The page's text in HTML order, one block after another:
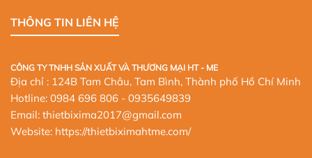
THÔNG TIN LIÊN HỆ
CÔNG TY TNHH SẢN XUẤT VÀ THƯƠNG MẠI HT - ME
Địa chỉ : 124B Tam Châu, Tam Bình, Thành phố Hồ Chí Minh
Hotline: 0984 696 806 - 0935649839
Email: thietbixima2017@gmail.com
Website: https://thietbiximahtme.com/